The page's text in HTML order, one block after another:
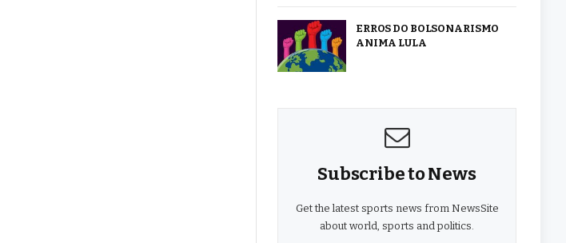
ERROS DO BOLSONARISMO
ANIMA LULA
Subscribe to News
Get the latest sports news from NewsSite
about world, sports and politics.